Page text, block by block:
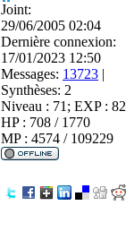
Joint:
29/06/2005 02:04
Dernière connexion:
17/01/2023 12:50
Messages: 13723 |
Synthèses: 2
Niveau : 71; EXP : 82
HP : 708 / 1770
MP : 4574 / 109229